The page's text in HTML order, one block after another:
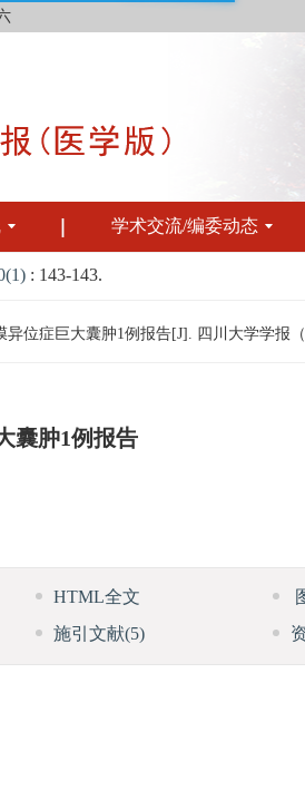
学术交流/编委动态
: 143-143.
位症巨大囊肿1例报告[J]. 四川大学学报
囊肿1例报告
HTML全文
施引文献(5)